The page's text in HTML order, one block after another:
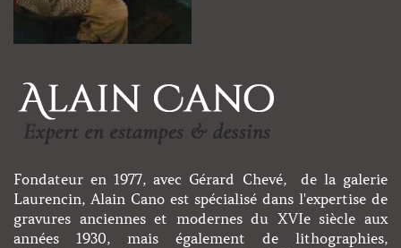
Fondateur en 1977, avec Gérard Chevé, de la galerie
Laurencin, Alain Cano est spécialisé dans l'expertise de
gravures anciennes et modernes du XVIe siècle aux
années 1930, mais également de lithographies,